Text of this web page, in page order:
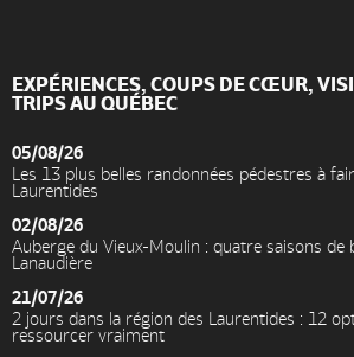
EXPÉRIENCES, COUPS DE CŒUR,
TRIPS AU QUÉBEC
05/08/26
Les 13 plus belles randonnées pédestres à
Laurentides
02/08/26
Auberge du Vieux-Moulin : quatre saisons
Lanaudière
21/07/26
2 jours dans la région des Laurentides : 12
ressourcer vraiment